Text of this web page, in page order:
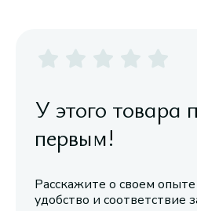
У этого товара
первым!
Расскажите о своем
удобство и соответствие